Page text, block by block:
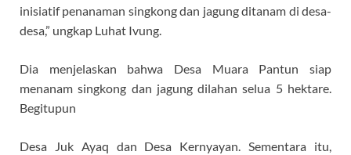
inisiatif penanaman singkong dan jagung ditanam di desa-
desa,” ungkap Luhat Ivung.
Dia menjelaskan bahwa Desa Muara Pantun siap
menanam singkong dan jagung dilahan selua 5 hektare.
Begitupun
Desa Juk Ayaq dan Desa Kernyayan. Sementara itu,